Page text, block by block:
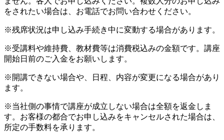
をされたい場合は、お電話でお問い合わせください。
※残席状況は申し込み手続き中に変動する場合があります。
※受講料や維持費、教材費等は消費税込みの金額です。講座
開始日前のご入金をお願いします。
※開講できない場合や、日程、内容が変更になる場合があり
ます。
※当社側の事情で講座が成立しない場合は全額を返金しま
す。お客様の都合でお申し込みをキャンセルされた場合は、
所定の手数料を承ります。